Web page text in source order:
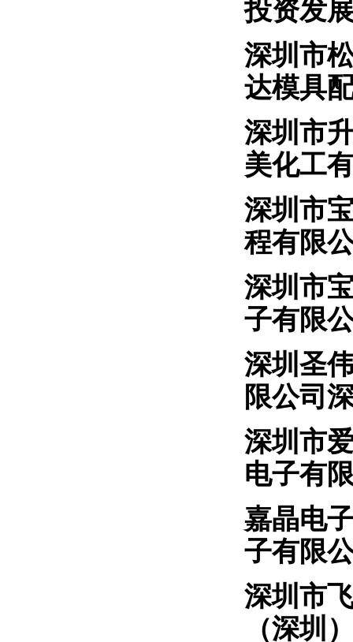
投资发
深圳
达模具
深圳
美化工
深圳
程有限
深圳市
子有限
深圳圣
限公司
深圳
电子有
嘉晶
子有限
深圳
（深圳